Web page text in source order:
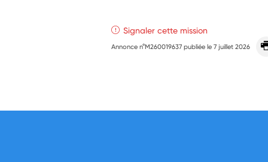
Signaler cette mission
Annonce n°M260019637 publiée le7 juillet 2026